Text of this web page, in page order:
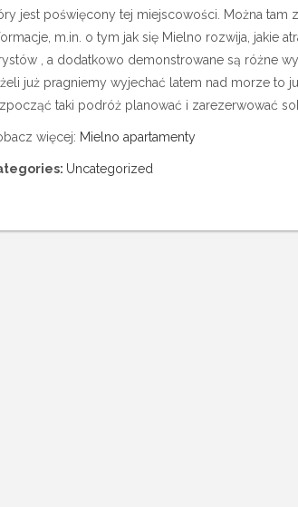
jest poświęcony tej miejscowości. Można tam
m.in. o tym jak się Mielno rozwija, jakie
, a dodatkowo demonstrowane są różne
już pragniemy wyjechać latem nad morze to
taki podróż planować i zarezerwować
więcej: Mielno apartamenty
Uncategorized